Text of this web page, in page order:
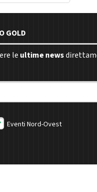
GOLD
le ultime news
Eventi Nord-Ovest